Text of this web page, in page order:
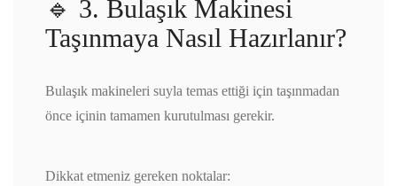
🔹 3. Bulaşık Makinesi
Taşınmaya Nasıl Hazırlanır?
Bulaşık makineleri suyla temas ettiği için taşınmadan
önce içinin tamamen kurutulması gerekir.
Dikkat etmeniz gereken noktalar: